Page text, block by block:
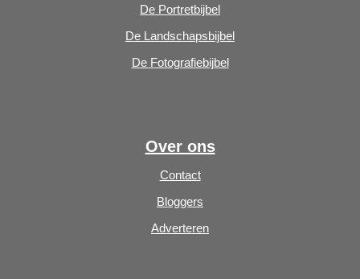
De Portretbijbel
De Landschapsbijbel
De Fotografiebijbel
Over ons
Contact
Bloggers
Adverteren